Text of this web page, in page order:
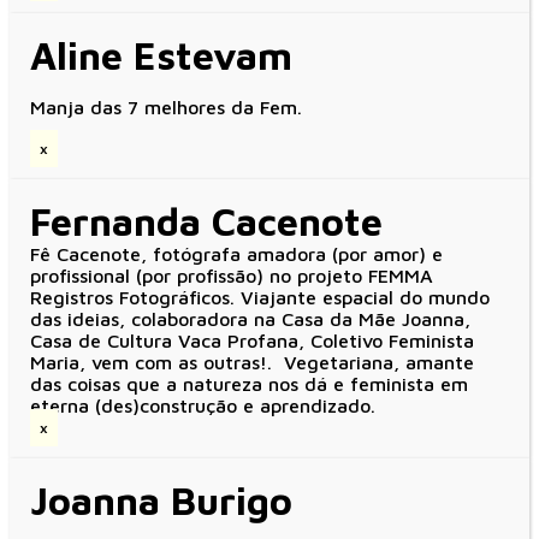
Aline Estevam
Manja das 7 melhores da Fem.
x
Fernanda Cacenote
Fê Cacenote, fotógrafa amadora (por amor) e
profissional (por profissão) no projeto FEMMA
Registros Fotográficos. Viajante espacial do mundo
das ideias, colaboradora na Casa da Mãe Joanna,
Casa de Cultura Vaca Profana, Coletivo Feminista
Maria, vem com as outras!. Vegetariana, amante
das coisas que a natureza nos dá e feminista em
eterna (des)construção e aprendizado.
x
Joanna Burigo